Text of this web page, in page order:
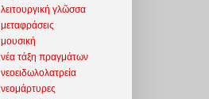
λειτουργική γλῶσσα
μεταφράσεις
μουσική
νέα τάξη πραγμάτων
νεοειδωλολατρεία
νεομάρτυρες